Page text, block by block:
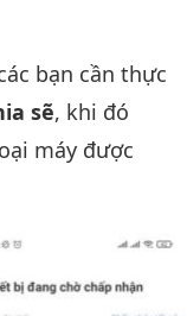
bạn cần thực
sẽ, khi đó
máy được